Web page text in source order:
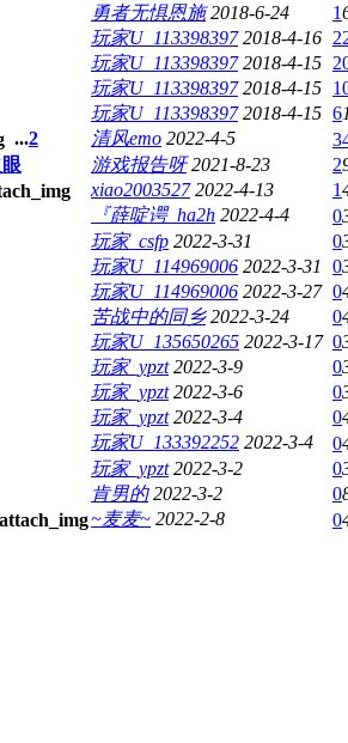
勇者无惧恩施 2018-6-24 1
玩家U_113398397 2018-4-16
玩家U_113398397 2018-4-15
玩家U_113398397 2018-4-15
玩家U_113398397 2018-4-15 6
...2 清风emo 2022-4-5
游戏报告呀 2021-8-23 2
xiao2003527 2022-4-13 1
『薛啶谔_ha2h 2022-4-4 0
玩家_csfp 2022-3-31 0
玩家U_114969006 2022-3-31 0
玩家U_114969006 2022-3-27 0
苦战中的同乡 2022-3-24 0
玩家U_135650265 2022-3-17 0
玩家_ypzt 2022-3-9 0
玩家_ypzt 2022-3-6 0
玩家_ypzt 2022-3-4 0
玩家U_133392252 2022-3-4 0
玩家_ypzt 2022-3-2 0
肯男的 2022-3-2 0
~麦麦~ 2022-2-8 0